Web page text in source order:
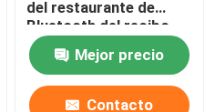
del restaurante de
Bluetooth del recibo
2Inch
Mejor precio
Contacto